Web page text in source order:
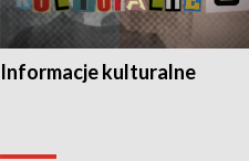
Informacje kulturalne